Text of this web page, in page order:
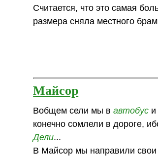
Считается, что это самая
размера сняла местного
Майсор
Вобщем сели мы вавтобус
конечно сомлели в дороге,
Дели...
В Майсор мы направили свои